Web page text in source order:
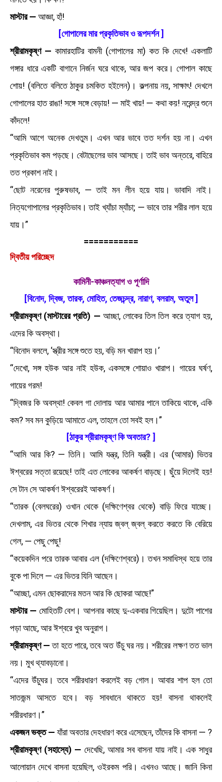
মাস্টার — আজ্ঞা, হাঁ!
[গোপালের মার প্রকৃতিভাব ও রূপদর্শন ]
শ্রীরামকৃষ্ণ — কামারহাটির বামনী (গোপালের মা) কত কি দেখে! একলাটি
গঙ্গার ধারে একটি বাগানে নির্জন ঘরে থাকে, আর জপ করে। গোপাল কাছে
শোয়! (বলিতে বলিতে ঠাকুর চমকিত হইলেন)। কল্পনায় নয়, সাক্ষাৎ! দেখলে
গোপালের হাত রাঙা! সঙ্গে সঙ্গে বেড়ায়! — মাই খায়! — কথা কয়! নরেন্দ্র শুনে
কাঁদলে!
“আমি আগে অনেক দেখতুম। এখন আর ভাবে তত দর্শন হয় না। এখন
প্রকৃতিভাব কম পড়ছে। বেটাছেলের ভাব আসছে। তাই ভাব অন্তরে, বাহিরে
তত প্রকাশ নাই।
“ছোট নরেনের পুরুষভাব, — তাই মন লীন হয়ে যায়। ভাবাদি নাই।
নিত্যগোপালের প্রকৃতিভাব। তাই খ্যাঁচা ম্যাঁচা; — ভাবে তার শরীর লাল হয়ে
যায়।”
===========
দ্বিতীয় পরিচ্ছেদ
কামিনী-কাঞ্চনত্যাগ ও পূর্ণাদি
[বিনোদ, দ্বিজ, তারক, মোহিত, তেজচন্দ্র, নারাণ, বলরাম, অতুল ]
শ্রীরামকৃষ্ণ (মাস্টারের প্রতি) — আচ্ছা, লোকের তিল তিল করে ত্যাগ হয়,
এদের কি অবস্থা।
“বিনোদ বললে, ‘স্ত্রীর সঙ্গে শুতে হয়, বড়ি মন খারাপ হয়।’
“দেখো, সঙ্গ হউক আর নাই হউক, একসঙ্গে শোয়াও খারাপ। গায়ের ঘর্ষণ,
গায়ের গরম!
“দ্বিজর কি অবস্থা! কেবল গা দোলায় আর আমার পানে তাকিয়ে থাকে, একি
কম? সব মন কুড়িয়ে আমাতে এল, তাহলে তো সবই হল।”
[ঠাকুর শ্রীরামকৃষ্ণ কি অবতার? ]
“আমি আর কি? — তিনি। আমি যন্ত্র, তিনি যন্ত্রী। এর (আমার) ভিতর
ঈশ্বরের সত্তা রয়েছে! তাই এত লোকের আকর্ষণ বাড়ছে। ছুঁয়ে দিলেই হয়!
সে টান সে আকর্ষণ ঈশ্বরেরই আকষর্ণ।
“তারক (বেলঘরের) ওখান থেকে (দক্ষিণেশ্বর থেকে) বাড়ি ফিরে যাচ্ছে।
দেখলাম, এর ভিতর থেকে শিখার ন্যায় জ্বল্‌ জ্বল্‌ করতে করতে কি বেরিয়ে
গেল, — পেছু পেছু!
“কয়েকদিন পরে তারক আবার এল (দক্ষিণেশ্বরে)। তখন সমাধিস্থ হয়ে তার
বুকে পা দিলে — এর ভিতর যিনি আছেন।
“আচ্ছা, এমন ছোকরাদের মতন আর কি ছোকরা আছে!”
মাস্টার — মোহিতটি বেশ। আপনার কাছে দু-একবার গিয়েছিল। দুটো পাশের
পড়া আছে, আর ঈশ্বরে খুব অনুরাগ।
শ্রীরামকৃষ্ণ —তা হতে পারে, তবে অত উঁচু ঘর নয়। শরীরের লক্ষণ তত ভাল
নয়। মুখ থ্যাবড়ানো।
“এদের উঁচুঘর। তবে শরীরধারণ করলেই বড় গোল। আবার শাপ হল তো
সাতজন্ম আসতে হবে। বড় সাবধানে থাকতে হয়! বাসনা থাকলেই
শরীরধারণ।”
একজন ভক্ত — যাঁরা অবতার দেহধারণ করে এসেছেন, তাঁদের কি বাসনা — ?
শ্রীরামকৃষ্ণ (সহাস্যে) —দেখেছি, আমার সব বাসনা যায় নাই। এক সাধুর
আলোয়ান দেখে বাসনা হয়েছিল, ওইরকম পরি। এখনও আছে। জানি কিনা